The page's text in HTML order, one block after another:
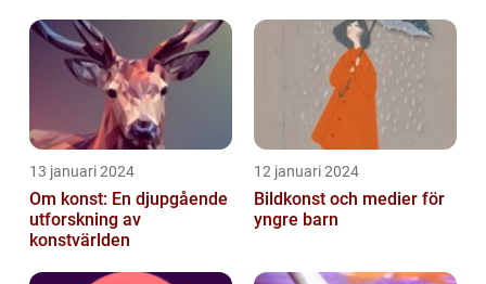
13 januari 2024
Om konst: En djupgående
utforskning av
konstvärlden
12 januari 2024
Bildkonst och medier för
yngre barn